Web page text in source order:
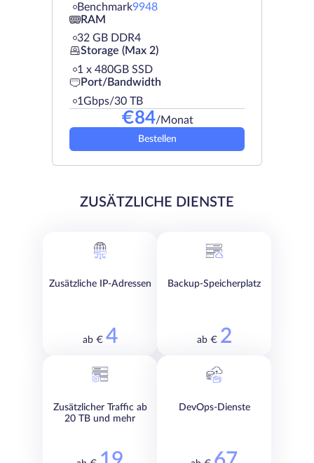
Benchmark9948
RAM
32 GB DDR4
Storage (Max 2)
1 х 480GB SSD
Port/Bandwidth
1Gbps/30 TB
€84/Monat
Bestellen
ZUSÄTZLICHE DIENSTE
Zusätzliche IP-Adressen
ab € 4
Backup-Speicherplatz
ab € 2
Zusätzlicher Traffic ab
20 TB und mehr
DevOps-Dienste